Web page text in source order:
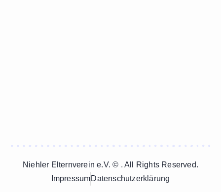
Niehler Elternverein e.V. © . All Rights Reserved.
ImpressumDatenschutzerklärung